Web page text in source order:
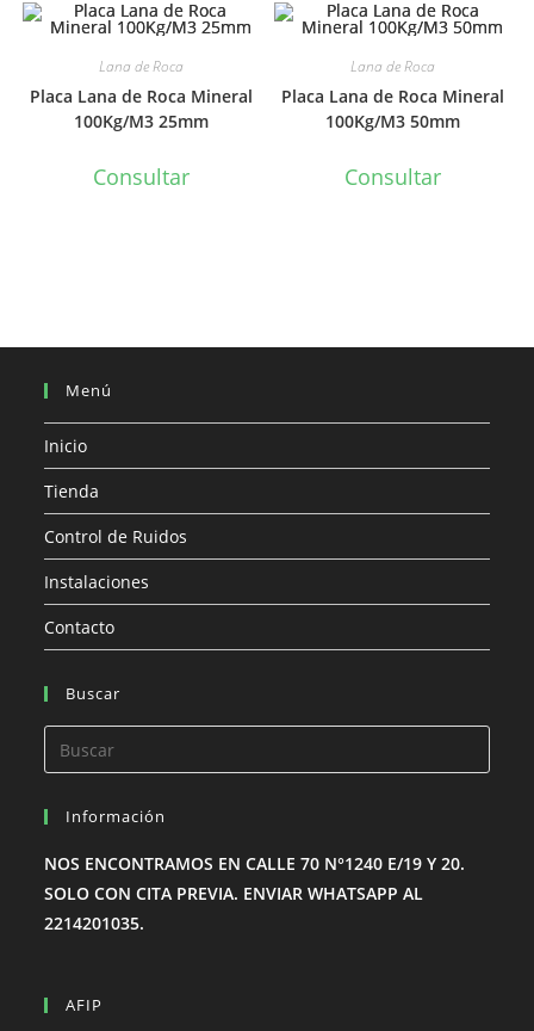
Lana de Roca
Placa Lana de Roca Mineral
100Kg/M3 25mm
Consultar
Lana de Roca
Placa Lana de Roca Mineral
100Kg/M3 50mm
Consultar
Menú
Inicio
Tienda
Control de Ruidos
Instalaciones
Contacto
Buscar
Información
NOS ENCONTRAMOS EN CALLE 70 N°1240 E/19 Y 20.
SOLO CON CITA PREVIA. ENVIAR WHATSAPP AL
2214201035.
AFIP